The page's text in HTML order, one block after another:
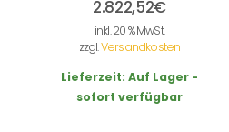
2.822,52€
inkl. 20 % MwSt.
zzgl.Versandkosten
Lieferzeit: Auf Lager -
sofort verfügbar